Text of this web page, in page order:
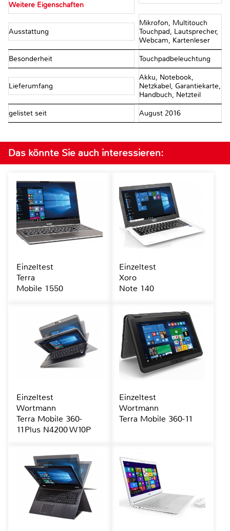
Weitere Eigenschaften
Ausstattung
Mikrofon, Multitouch
Touchpad, Lautsprecher,
Webcam, Kartenleser
Besonderheit Touchpadbeleuchtung
Lieferumfang
Akku, Notebook,
Netzkabel, Garantiekarte,
Handbuch, Netzteil
gelistet seit August 2016
Das könnte Sie auch interessieren:
Einzeltest
Terra
Mobile 1550
Einzeltest
Xoro
Note 140
Einzeltest
Wortmann
Terra Mobile 360-
11Plus N4200 W10P
Einzeltest
Wortmann
Terra Mobile 360-11